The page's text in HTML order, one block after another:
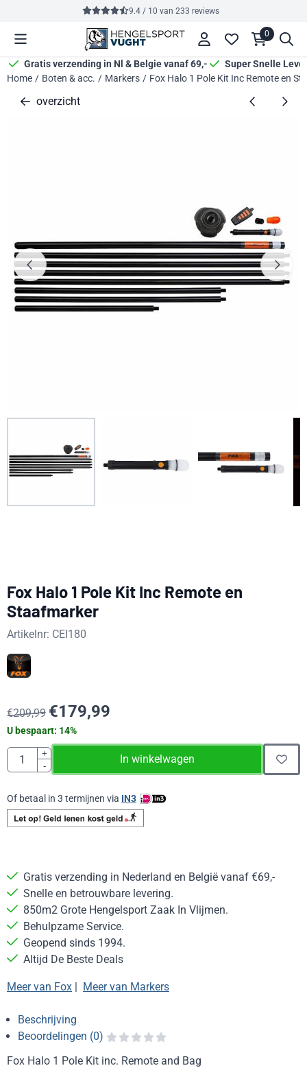
Cookievoorkeuren zijn momenteel gesloten.
9.4 / 10 van 233 reviews
0
Gratis verzending in Nl & Belgie vanaf 69,-
Super Snelle
Home / Boten & acc. / Markers / Fox Halo 1 Pole Kit Inc Remote en
overzicht
Fox Halo 1 Pole Kit Inc Remote en
Staafmarker
Artikelnr: CEI180
€209,99 €179,99
U bespaart: 14%
Aantal
+
-
In winkelwagen
Of betaal in 3 termijnen via IN3
Gratis verzending in Nederland en België vanaf €69,-
Snelle en betrouwbare levering.
850m2 Grote Hengelsport Zaak In Vlijmen.
Behulpzame Service.
Geopend sinds 1994.
Altijd De Beste Deals
Meer van Fox | Meer van Markers
Beschrijving
Beoordelingen (0)
Fox Halo 1 Pole Kit inc. Remote and Bag